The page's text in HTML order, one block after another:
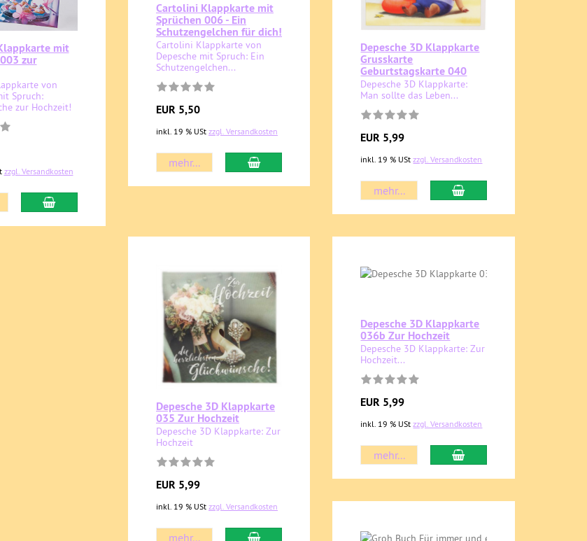
mit
zur
von
Spruch:
zur Hochzeit!
zzgl. Versandkosten
Cartolini Klappkarte mit
Sprüchen 006 - Ein
Schutzengelchen für dich!
Cartolini Klappkarte von
Depesche mit Spruch: Ein
Schutzengelchen...
EUR 5,50
inkl. 19 % USt zzgl. Versandkosten
mehr...
Depesche 3D Klappkarte
Grusskarte
Geburtstagskarte 040
Depesche 3D Klappkarte:
Man sollte das Leben...
EUR 5,99
inkl. 19 % UStzzgl. Versandkosten
mehr...
Depesche 3D Klappkarte
035 Zur Hochzeit
Depesche 3D Klappkarte: Zur
Hochzeit
EUR 5,99
inkl. 19 % USt zzgl. Versandkosten
mehr...
Depesche 3D Klappkarte
036b Zur Hochzeit
Depesche 3D Klappkarte: Zur
Hochzeit...
EUR 5,99
inkl. 19 % UStzzgl. Versandkosten
mehr...